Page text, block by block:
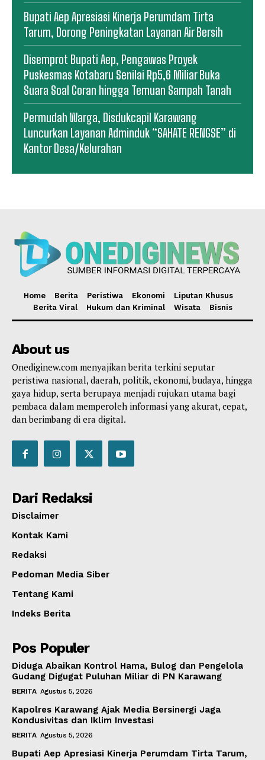
Bupati Aep Apresiasi Kinerja Perumdam Tirta
Tarum, Dorong Peningkatan Layanan Air Bersih
Disemprot Bupati Aep, Pengawas Proyek
Puskesmas Kotabaru Senilai Rp5,6 Miliar Buka
Suara Soal Coran hingga Temuan Sampah Tanah
Permudah Warga, Disdukcapil Karawang
Luncurkan Layanan Adminduk “SAHATE RENGSE” di
Kantor Desa/Kelurahan
Home Berita Peristiwa Ekonomi
Liputan Khusus
Berita Viral
Hukum dan Kriminal Wisata Bisnis
About us
Onediginew.com menyajikan berita terkini seputar
peristiwa nasional, daerah, politik, ekonomi, budaya, hingga
gaya hidup, serta berupaya menjadi rujukan utama bagi
pembaca dalam memperoleh informasi yang akurat, cepat,
dan berimbang di era digital.
Dari Redaksi
Disclaimer
Kontak Kami
Redaksi
Pedoman Media Siber
Tentang Kami
Indeks Berita
Pos Populer
Diduga Abaikan Kontrol Hama, Bulog dan Pengelola
Gudang Digugat Puluhan Miliar di PN Karawang
BERITA Agustus 5, 2026
Kapolres Karawang Ajak Media Bersinergi Jaga
Kondusivitas dan Iklim Investasi
BERITA Agustus 5, 2026
Bupati Aep Apresiasi Kinerja Perumdam Tirta Tarum,